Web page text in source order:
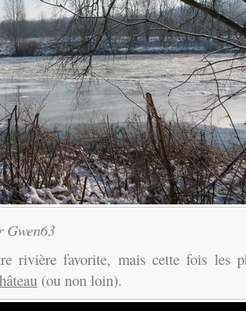
Gwen63
rivière favorite, mais cette fois les
(ou non loin).